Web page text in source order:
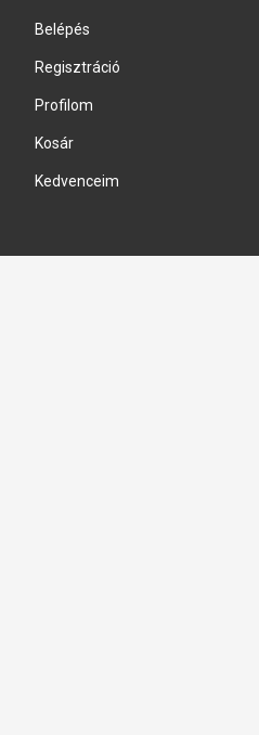
Belépés
Regisztráció
Profilom
Kosár
Kedvenceim